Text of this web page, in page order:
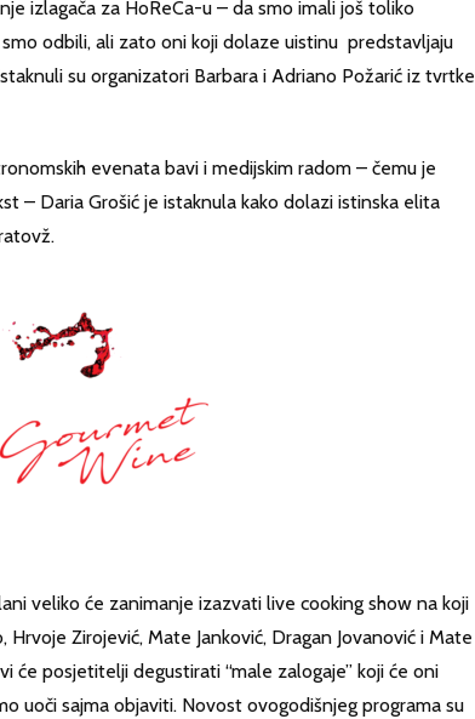
izlagača za HoReCa-u – da smo imali još toliko
odbili, ali zato oni koji dolaze uistinu predstavljaju
su organizatori Barbara i Adriano Požarić iz tvrtke
evenata bavi i medijskim radom – čemu je
– Daria Grošić je istaknula kako dolazi istinska elita
veliko će zanimanje izazvati live cooking show na koji
Zirojević, Mate Janković, Dragan Jovanović i Mate
će posjetitelji degustirati “male zalogaje” koji će oni
uoči sajma objaviti. Novost ovogodišnjeg programa su